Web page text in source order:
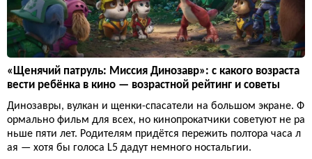
«Щенячий патруль: Миссия Динозавр»: с какого возраста
вести ребёнка в кино — возрастной рейтинг и советы
Динозавры, вулкан и щенки-спасатели на большом экране. Ф
ормально фильм для всех, но кинопрокатчики советуют не ра
ньше пяти лет. Родителям придётся пережить полтора часа л
ая — хотя бы голоса L5 дадут немного ностальгии.